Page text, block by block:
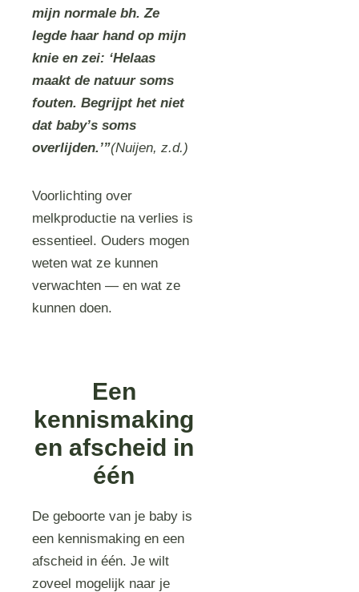
mijn normale bh. Ze
legde haar hand op mijn
knie en zei: ‘Helaas
maakt de natuur soms
fouten. Begrijpt het niet
dat baby’s soms
overlijden.’”(Nuijen, z.d.)
Voorlichting over
melkproductie na verlies is
essentieel. Ouders mogen
weten wat ze kunnen
verwachten — en wat ze
kunnen doen.
Een
kennismaking
en afscheid in
één
De geboorte van je baby is
een kennismaking en een
afscheid in één. Je wilt
zoveel mogelijk naar je